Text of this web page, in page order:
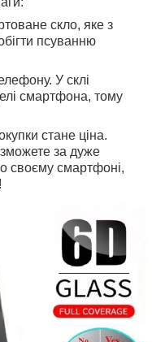
скло, яке з
псуванню
У склі
смартфона, тому
стане ціна.
зможете за дуже
своєму смартфоні,